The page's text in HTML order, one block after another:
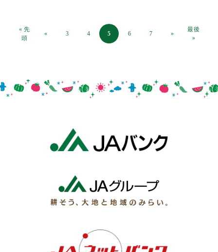
« 先
頭
« 3 4 5 6 7 »
最後
»